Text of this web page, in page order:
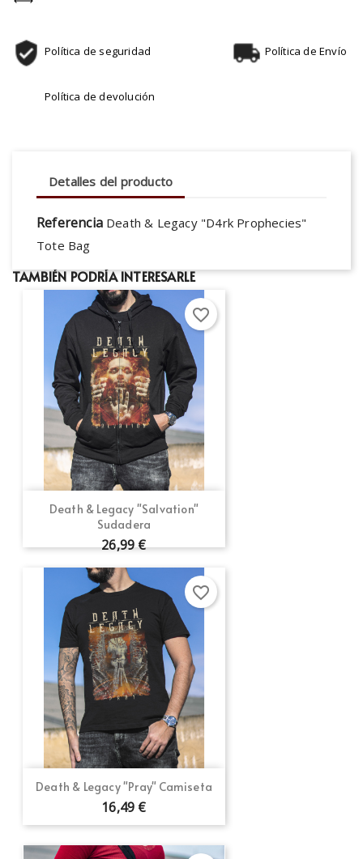
Política de seguridad Política de Envío
Política de devolución
Detalles del producto
Referencia Death & Legacy "D4rk Prophecies"
Tote Bag
TAMBIÉN PODRÍA INTERESARLE
Death & Legacy "Salvation"
Sudadera
26,99 €
favorite_border
Death & Legacy "Pray" Camiseta
16,49 €
favorite_border